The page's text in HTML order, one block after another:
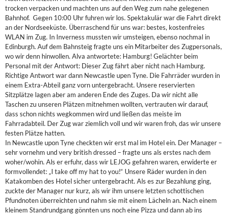
trocken verpacken und machten uns auf den Weg zum nahe gelegenen
Bahnhof. Gegen 10:00 Uhr fuhren wir los. Spektakulär war die Fahrt direkt
an der Nordseeküste. Überraschend für uns war: bestes, kostenfreies
WLAN im Zug. In Inverness mussten wir umsteigen, ebenso nochmal in
Edinburgh. Auf dem Bahnsteig fragte uns ein Mitarbeiter des Zugpersonals,
wo wir denn hinwollen. Alva antwortete: Hamburg! Gelächter beim
Personal mit der Antwort: Dieser Zug fährt aber nicht nach Hamburg.
Richtige Antwort war dann Newcastle upen Tyne. Die Fahrräder wurden in
einem Extra-Abteil ganz vorn untergebracht. Unsere reservierten
Sitzplätze lagen aber am anderen Ende des Zuges. Da wir nicht alle
Taschen zu unseren Plätzen mitnehmen wollten, vertrauten wir darauf,
dass schon nichts wegkommen wird und ließen das meiste im
Fahrradabteil. Der Zug war ziemlich voll und wir waren froh, das wir unsere
festen Plätze hatten.
In Newcastle upon Tyne checkten wir erst mal im Hotel ein. Der Manager –
sehr vornehm und very british dressed – fragte uns als erstes nach dem
woher/wohin. Als er erfuhr, dass wir LEJOG gefahren waren, erwiderte er
formvollendet: „I take off my hat to you!“ Unsere Räder wurden in den
Katakomben des Hotel sicher untergebracht. Als es zur Bezahlung ging,
zuckte der Manager nur kurz, als wir ihm unsere letzten schottischen
Pfundnoten überreichten und nahm sie mit einem Lächeln an. Nach einem
kleinem Standrundgang gönnten uns noch eine Pizza und dann ab ins